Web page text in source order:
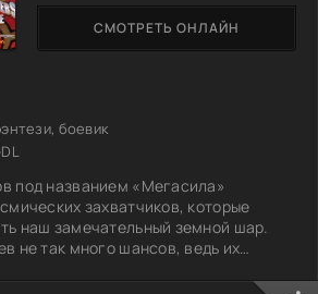
боевик
под названием «Мегасила»
захватчиков, которые
наш замечательный земной шар.
не так много шансов, ведь их
СМОТРЕТЬ ОНЛАЙН